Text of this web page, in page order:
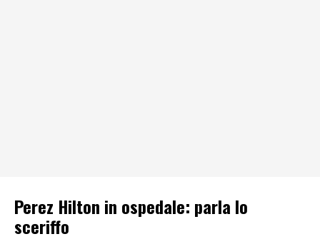
Perez Hilton in ospedale: parla lo
sceriffo